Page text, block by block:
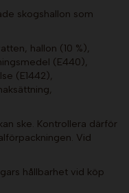
skogshallon som
hallon (10 %),
(E440),
(E1442),
ske. Kontrollera därför
Vid
hållbarhet vid köp